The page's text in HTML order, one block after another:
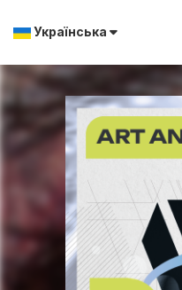
Українська